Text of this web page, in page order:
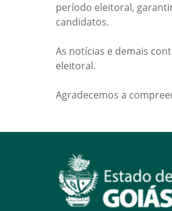
período eleitoral,
candidatos.
As notícias e demais
eleitoral.
Agradecemos a